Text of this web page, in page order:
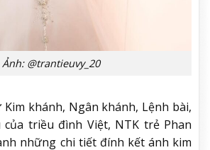
Ảnh: @trantieuvy_20
khánh, Ngân khánh, Lệnh bài,
của triều đình Việt, NTK trẻ Phan
những chi tiết đính kết ánh kim